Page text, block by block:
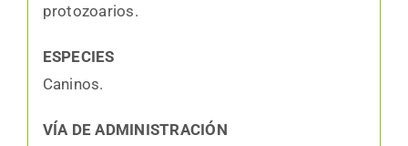
protozoarios.
ESPECIES
Caninos.
VÍA DE ADMINISTRACIÓN